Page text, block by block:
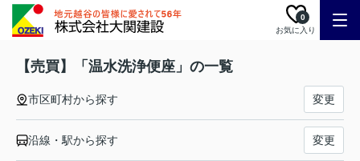
お気に入り
0
【売買】「温水洗浄便座」の一覧
市区町村から探す 変更
沿線・駅から探す 変更